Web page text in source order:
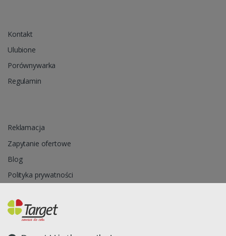
Kontakt
Ulubione
Porównywarka
Regulamin
Reklamacja
Zapytanie ofertowe
Blog
Polityka prywatności
Oprogramowanie sklepu internetowego dostarcza